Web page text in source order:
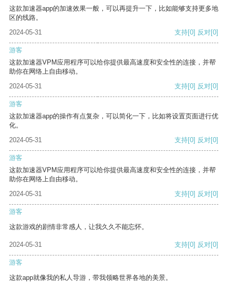
这款加速器app的加速效果一般，可以再提升一下，比如能够支持更多地
区的线路。
2024-05-31
支持[0] 反对[0]
游客
这款加速器VPM应用程序可以给你提供最高速度和安全性的连接，并帮
助你在网络上自由移动。
2024-05-31
支持[0] 反对[0]
游客
这款加速器app的操作有点复杂，可以简化一下，比如将设置页面进行优
化。
2024-05-31
支持[0] 反对[0]
游客
这款加速器VPM应用程序可以给你提供最高速度和安全性的连接，并帮
助你在网络上自由移动。
2024-05-31
支持[0] 反对[0]
游客
这款游戏的剧情非常感人，让我久久不能忘怀。
2024-05-31 支持[0] 反对[0]
游客
这款app就像我的私人导游，带我领略世界各地的美景。